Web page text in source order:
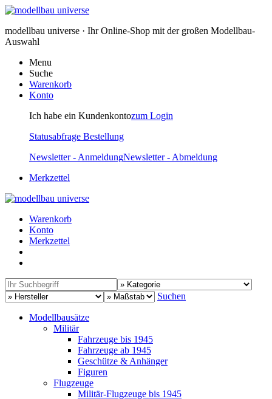
modellbau universe · Ihr Online-Shop mit der großen Modellbau-
Auswahl
Menu
Suche
Warenkorb
Konto
Ich habe ein Kundenkontozum Login
Statusabfrage Bestellung
Newsletter - AnmeldungNewsletter - Abmeldung
Merkzettel
Warenkorb
Konto
Merkzettel
Suchen
Modellbausätze
Militär
Fahrzeuge bis 1945
Fahrzeuge ab 1945
Geschütze & Anhänger
Figuren
Flugzeuge
Militär-Flugzeuge bis 1945